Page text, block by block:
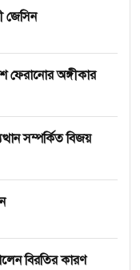
জেসিন
ফেরানোর অঙ্গীকার
সম্পর্কিত বিজয়
বিরতির কারণ